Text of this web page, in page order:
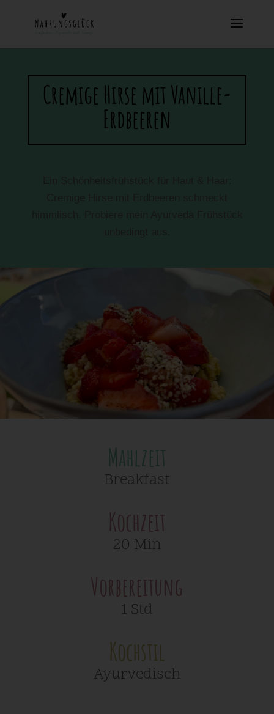
Cremige Hirse mit Vanille-
Erdbeeren
Mahlzeit
Breakfast
Kochzeit
20 Min
Vorbereitung
1 Std
Kochstil
Ayurvedisch